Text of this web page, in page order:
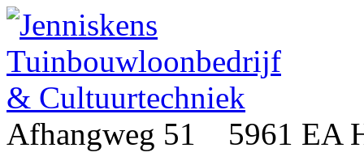
Afhangweg 51 5961